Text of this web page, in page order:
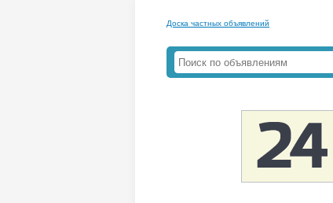
Доска частных объявлений